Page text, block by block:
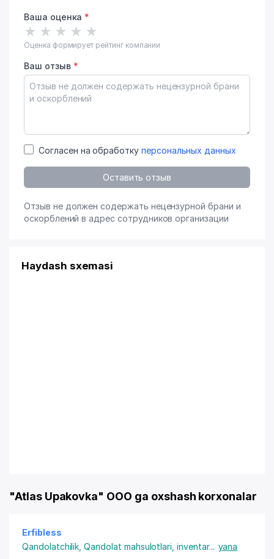
Ваша оценка *
★ ★ ★ ★ ★
Оценка формирует рейтинг компании
Ваш отзыв *
Согласен на обработку персональных данных
Оставить отзыв
Отзыв не должен содержать нецензурной брани и
оскорблений в адрес сотрудников организации
Haydash sxemasi
"Atlas Upakovka" OOO ga oxshash korxonalar
Erfibless
Qandolatchilik ,Qandolat mahsulotlari, inventar... yana